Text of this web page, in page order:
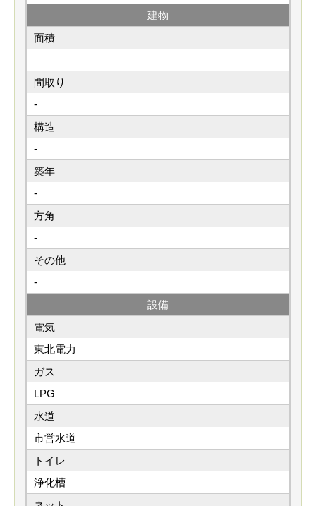
建物
面積
間取り
-
構造
-
築年
-
方角
-
その他
-
設備
電気
東北電力
ガス
LPG
水道
市営水道
トイレ
浄化槽